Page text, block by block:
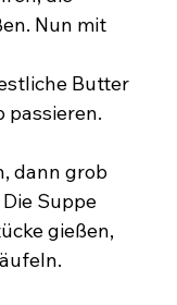
Nun mit
Butter
passieren.
dann grob
Suppe
gießen,